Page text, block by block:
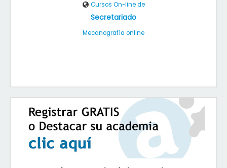
Cursos On-line de
Secretariado
Mecanografía online